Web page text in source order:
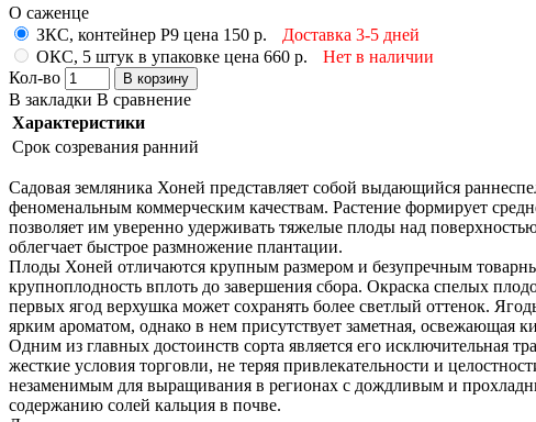
О саженце
ЗКС, контейнер Р9 цена 150 р.
Доставка 3-5 дней
ОКС, 5 штук в упаковке цена 660 р.
Нет в наличии
Кол-во
В корзину
В закладки В сравнение
Характеристики
Срок созревания ранний
Садовая земляника Хоней представляет собой выдающийся
феноменальным коммерческим качествам. Растение формирует
позволяет им уверенно удерживать тяжелые плоды над
облегчает быстрое размножение плантации.
Плоды Хоней отличаются крупным размером и безупречным
крупноплодность вплоть до завершения сбора. Окраска спелых
первых ягод верхушка может сохранять более светлый оттенок.
ярким ароматом, однако в нем присутствует заметная, освежающая
Одним из главных достоинств сорта является его исключительная
жесткие условия торговли, не теряя привлекательности и
незаменимым для выращивания в регионах с дождливым и
содержанию солей кальция в почве.